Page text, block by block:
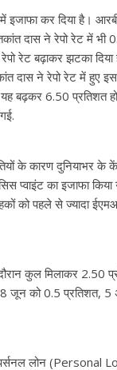
कर द‍िया है।
दास ने रेपो रेट में भी
रेट बढ़ाकर झटका
दास ने रेपो रेट में हुए
यह बढ़कर 6.50 प्रत‍िशत
के कारण दुनियाभर के
का इजाफा क‍िया
को पहले से ज्‍यादा
कुल म‍िलाकर 2.50
जून को 0.5 प्रत‍िशत,
लोन (Personal